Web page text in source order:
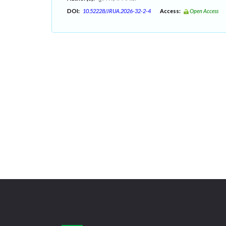
DOI: 10.52228/JRUA.2026-32-2-4 Access: Open Access